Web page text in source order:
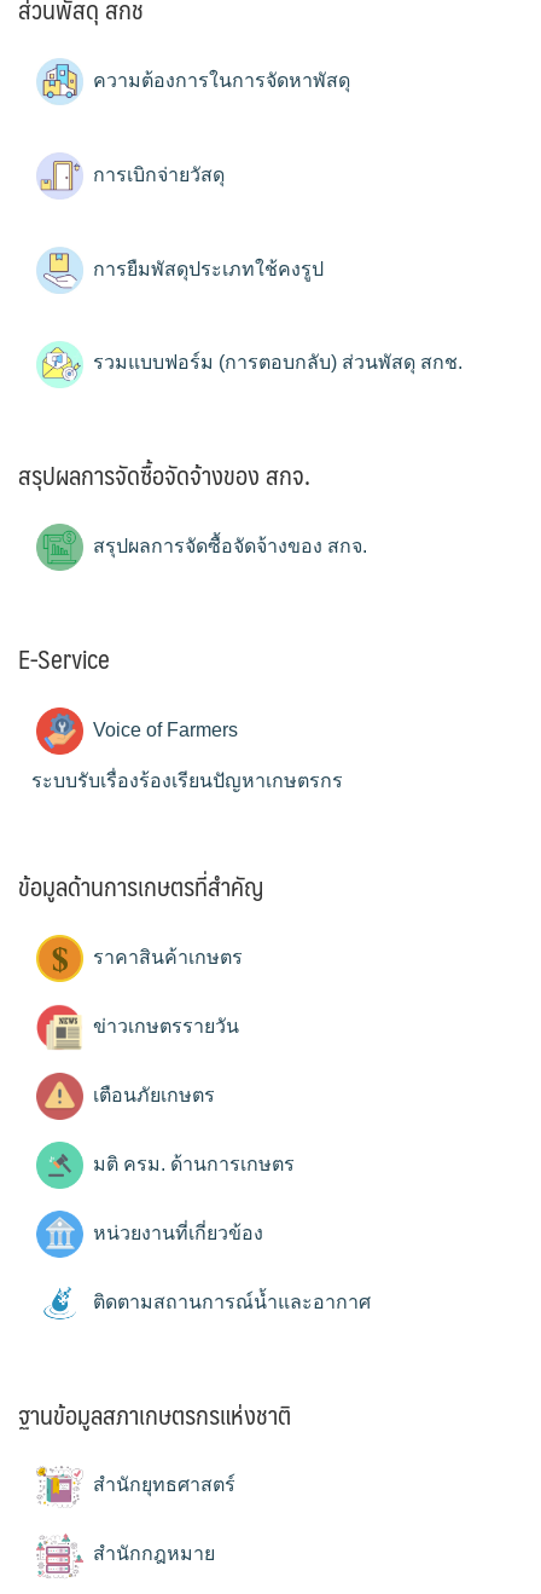
ส่วนพัสดุ สกช
ความต้องการในการจัดหาพัสดุ
การเบิกจ่ายวัสดุ
การยืมพัสดุประเภทใช้คงรูป
รวมแบบฟอร์ม (การตอบกลับ) ส่วนพัสดุ สกช.
สรุปผลการจัดซื้อจัดจ้างของ สกจ.
สรุปผลการจัดซื้อจัดจ้างของ สกจ.
E-Service
Voice of Farmers
ระบบรับเรื่องร้องเรียนปัญหาเกษตรกร
ข้อมูลด้านการเกษตรที่สำคัญ
ราคาสินค้าเกษตร
ข่าวเกษตรรายวัน
เตือนภัยเกษตร
มติ ครม. ด้านการเกษตร
หน่วยงานที่เกี่ยวข้อง
ติดตามสถานการณ์น้ำและอากาศ
ฐานข้อมูลสภาเกษตรกรแห่งชาติ
สำนักยุทธศาสตร์
สำนักกฎหมาย